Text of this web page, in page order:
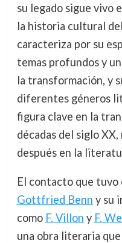
su legado sigue vivo
la historia cultural
caracteriza por su
temas profundos y
la transformación, y
diferentes géneros
figura clave en la
décadas del siglo
después en la
El contacto que tuvo
Gottfried Benn y su
como F. Villon y F.
una obra literaria